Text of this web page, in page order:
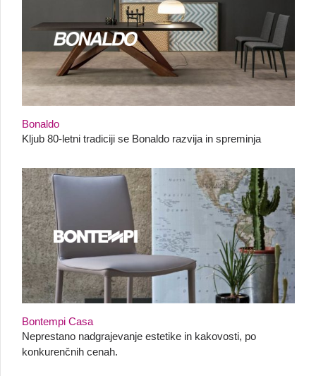
Bonaldo
Kljub 80-letni tradiciji se Bonaldo razvija in spreminja
Bontempi Casa
Neprestano nadgrajevanje estetike in kakovosti, po
konkurenčnih cenah.